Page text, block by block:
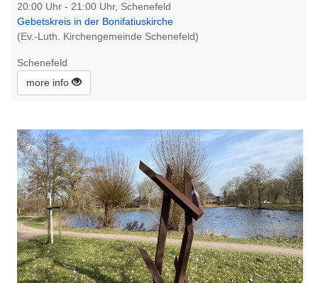
20:00 Uhr - 21:00 Uhr, Schenefeld
Gebetskreis in der Bonifatiuskirche
(Ev.-Luth. Kirchengemeinde Schenefeld)
Schenefeld
more info